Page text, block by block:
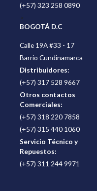
(+57) 323 258 0890
>
BOGOTÁ D.C
Calle 19A #33 - 17
Barrio Cundinamarca
Distribuidores:
(+57) 317 528 9667
Otros contactos
Comerciales:
(+57) 318 220 7858
(+57) 315 440 1060
Servicio Técnico y
Repuestos:
(+57) 311 244 9971